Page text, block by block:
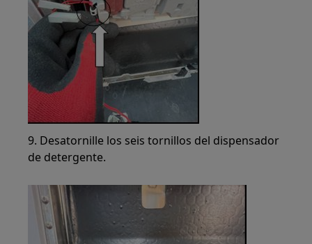
9. Desatornille los seis tornillos del dispensador
de detergente.